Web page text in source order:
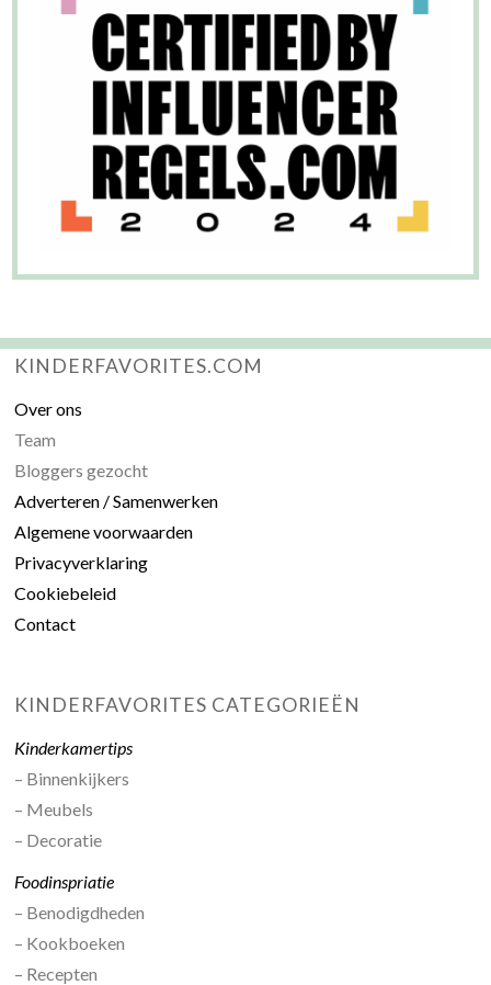
KINDERFAVORITES.COM
Over ons
Team
Bloggers gezocht
Adverteren / Samenwerken
Algemene voorwaarden
Privacyverklaring
Cookiebeleid
Contact
KINDERFAVORITES CATEGORIEËN
Kinderkamertips
– Binnenkijkers
– Meubels
– Decoratie
Foodinspriatie
– Benodigdheden
– Kookboeken
– Recepten